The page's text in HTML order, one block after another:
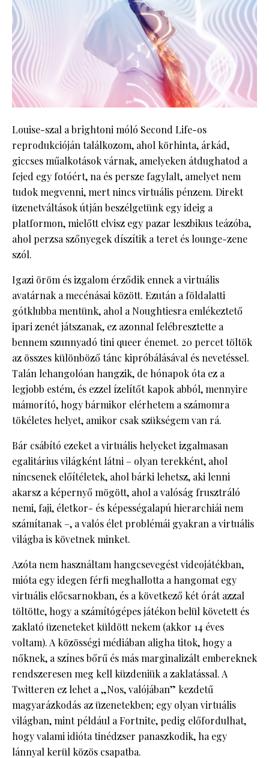
Louise-szal a brightoni móló Second Life-os
reprodukcióján találkozom, ahol körhinta, árkád,
giccses műalkotások várnak, amelyeken átdughatod a
fejed egy fotóért, na és persze fagylalt, amelyet nem
tudok megvenni, mert nincs virtuális pénzem. Direkt
üzenetváltások útján beszélgetünk egy ideig a
platformon, mielőtt elvisz egy pazar leszbikus teázóba,
ahol perzsa szőnyegek díszítik a teret és lounge-zene
szól.
Igazi öröm és izgalom érződik ennek a virtuális
avatárnak a mecénásai között. Ezután a földalatti
gótklubba mentünk, ahol a Noughtiesra emlékeztető
ipari zenét játszanak, ez azonnal felébresztette a
bennem szunnyadó tini queer énemet. 20 percet töltök
az összes különböző tánc kipróbálásával és nevetéssel.
Talán lehangolóan hangzik, de hónapok óta ez a
legjobb estém, és ezzel ízelítőt kapok abból, mennyire
mámorító, hogy bármikor elérhetem a számomra
tökéletes helyet, amikor csak szükségem van rá.
Bár csábító ezeket a virtuális helyeket izgalmasan
egalitárius világként látni – olyan terekként, ahol
nincsenek előítéletek, ahol bárki lehetsz, aki lenni
akarsz a képernyő mögött, ahol a valóság frusztráló
nemi, faji, életkor- és képességalapú hierarchiái nem
számítanak –, a valós élet problémái gyakran a virtuális
világba is követnek minket.
Azóta nem használtam hangcsevegést videojátékban,
mióta egy idegen férfi meghallotta a hangomat egy
virtuális előcsarnokban, és a következő két órát azzal
töltötte, hogy a számítógépes játékon belül követett és
zaklató üzeneteket küldött nekem (akkor 14 éves
voltam). A közösségi médiában aligha titok, hogy a
nőknek, a színes bőrű és más marginalizált embereknek
rendszeresen meg kell küzdeniük a zaklatással. A
Twitteren ez lehet a „Nos, valójában” kezdetű
magyarázkodás az üzenetekben; egy olyan virtuális
világban, mint például a Fortnite, pedig előfordulhat,
hogy valami idióta tinédzser panaszkodik, ha egy
lánnyal kerül közös csapatba.